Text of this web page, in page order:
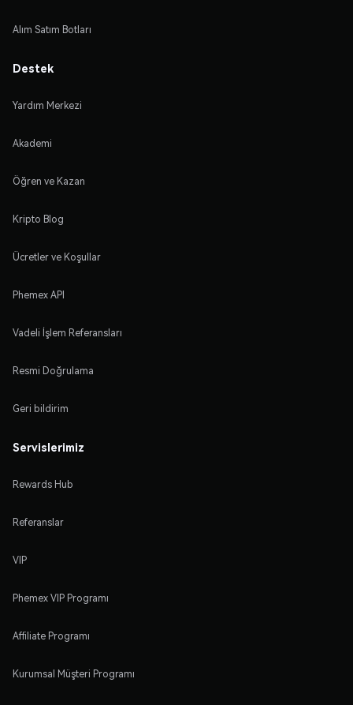
Alım Satım Botları
Destek
Yardım Merkezi
Akademi
Öğren ve Kazan
Kripto Blog
Ücretler ve Koşullar
Phemex API
Vadeli İşlem Referansları
Resmi Doğrulama
Geri bildirim
Servislerimiz
Rewards Hub
Referanslar
VIP
Phemex VIP Programı
Affiliate Programı
Kurumsal Müşteri Programı